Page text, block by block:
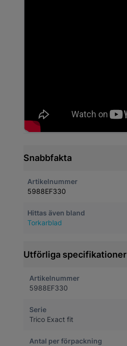
Snabbfakta
Artikelnummer
5988EF330
Hittas även bland
Torkarblad
Utförliga specifikationer
Artikelnummer
5988EF330
Serie
Trico Exact fit
Antal per förpackning